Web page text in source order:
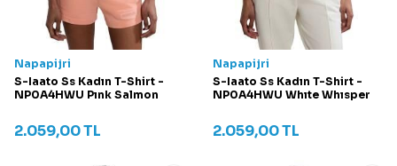
Napapijri
S-Iaato Ss Kadın T-Shirt -
NP0A4HWU Pınk Salmon
2.059,00TL
Napapijri
S-Iaato Ss Kadın T-Shirt -
NP0A4HWU Whıte Whısper
2.059,00TL